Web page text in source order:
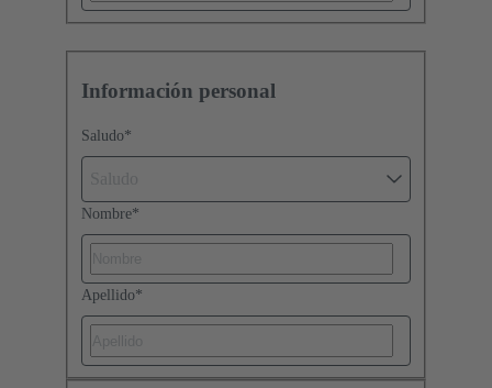
Información personal
Saludo*
Nombre*
Apellido*